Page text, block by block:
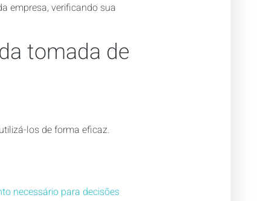
empresa, verificando sua
tomada de
los de forma eficaz.
necessário para decisões